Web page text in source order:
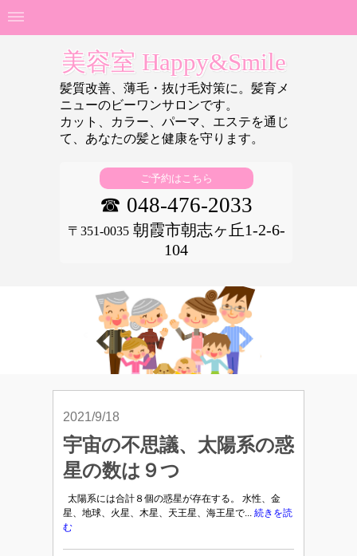
美容室 Happy&Smile
髪質改善、薄毛・抜け毛対策に。髪育メ
ニューのビーワンサロンです。
カット、カラー、パーマ、エステを通じ
て、あなたの髪と健康を守ります。
ご予約はこちら
☎ 048-476-2033
〒351-0035朝霞市朝志ヶ丘1-2-6-
104
2021/9/18
宇宙の不思議、太陽系の惑
星の数は９つ
太陽系には合計８個の惑星が存在する。 水性、金
星、地球、火星、木星、天王星、海王星で... 続きを読
む